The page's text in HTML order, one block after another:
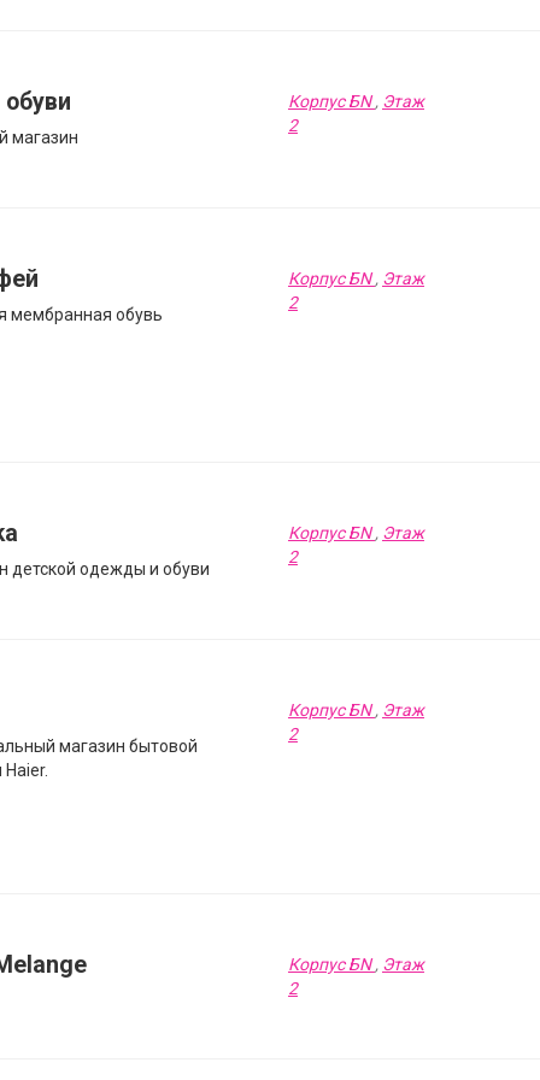
магазин
Корпус БN, Этаж
2
мембранная обувь
Корпус БN, Этаж
2
детской одежды и обуви
Корпус БN, Этаж
2
магазин бытовой
Haier.
Корпус БN, Этаж
2
Корпус БN, Этаж
2